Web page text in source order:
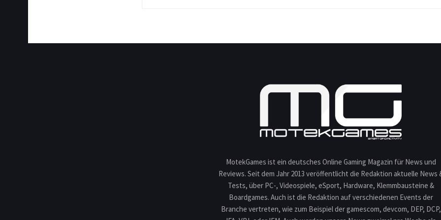
MotekGames ist ein deutsches Online Gaming Magazin für News und
Reviews. Seit dem Jahr 2013 veröffentlicht die Redaktion aktuelle News
Tests, über PC-, Videospiele, eSport, Hardware, Klemmbausteine &
Boardgames. Auch ist die Redaktion auf verschiedenen Events der
Branche vertreten, wie zum Beispiel der gamescom, devcom, DEP, DCP,